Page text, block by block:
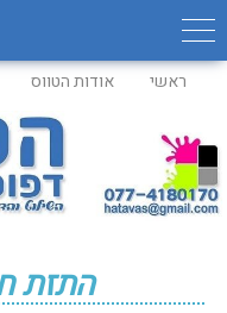
ראשי אודות הטווס
התזת